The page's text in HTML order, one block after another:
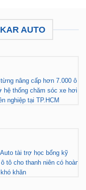
AUTO
từng nâng cấp hơn 7.000 ô
hệ thống chăm sóc xe hơi
nghiệp tại TP.HCM
Auto tài trợ học bổng kỹ
ô tô cho thanh niên có hoàn
khăn